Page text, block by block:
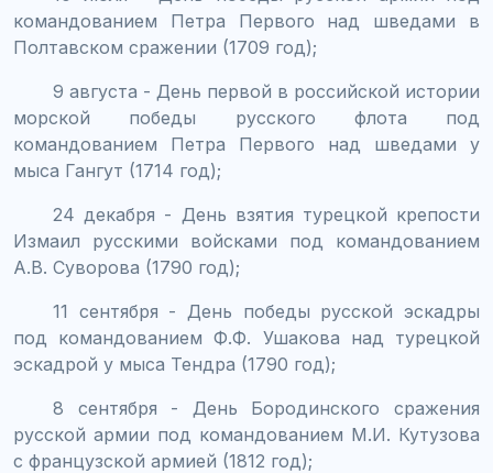
командованием Петра Первого над шведами в
Полтавском сражении (1709 год);
9 августа - День первой в российской истории
морской победы русского флота под
командованием Петра Первого над шведами у
мыса Гангут (1714 год);
24 декабря - День взятия турецкой крепости
Измаил русскими войсками под командованием
А.В. Суворова (1790 год);
11 сентября - День победы русской эскадры
под командованием Ф.Ф. Ушакова над турецкой
эскадрой у мыса Тендра (1790 год);
8 сентября - День Бородинского сражения
русской армии под командованием М.И. Кутузова
с французской армией (1812 год);